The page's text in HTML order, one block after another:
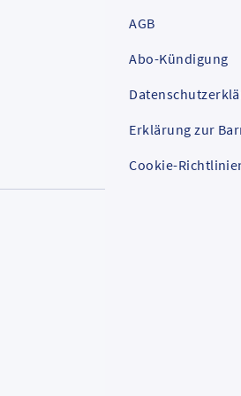
AGB
Abo-Kündigung
Erklärung zur
Cookie-